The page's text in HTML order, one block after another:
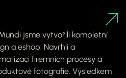
jsme vytvořili kompletní
a eshop. Navrhli a
firemních procesy a
fotografie. Výsledkem